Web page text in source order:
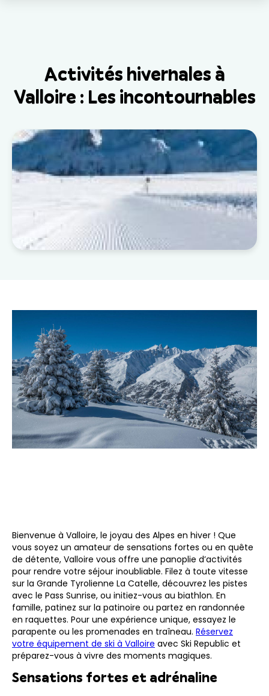
Activités hivernales à
Valloire : Les incontournables
Bienvenue à Valloire, le joyau des Alpes en hiver ! Que
vous soyez un amateur de sensations fortes ou en quête
de détente, Valloire vous offre une panoplie d’activités
pour rendre votre séjour inoubliable. Filez à toute vitesse
sur la Grande Tyrolienne La Catelle, découvrez les pistes
avec le Pass Sunrise, ou initiez-vous au biathlon. En
famille, patinez sur la patinoire ou partez en randonnée
en raquettes. Pour une expérience unique, essayez le
parapente ou les promenades en traîneau. Réservez
votre équipement de ski à Valloire avec Ski Republic et
préparez-vous à vivre des moments magiques.
Sensations fortes et adrénaline